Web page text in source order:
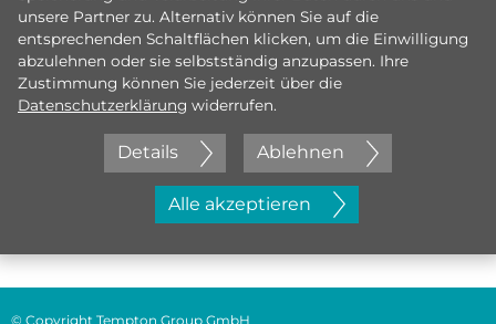
Jetzt initiativ bewerben
unsere Partner zu. Alternativ können Sie auf die
entsprechenden Schaltflächen klicken, um die Einwilligung
abzulehnen oder sie selbstständig anzupassen. Ihre
Zustimmung können Sie jederzeit über die
Datenschutzerklärung widerrufen.
Details Ablehnen
Alle akzeptieren
© Copyright Tempton Group GmbH